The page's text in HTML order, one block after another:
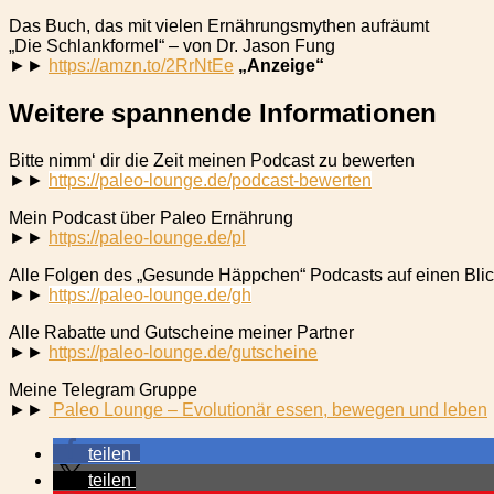
Das Buch, das mit vielen Ernährungsmythen aufräumt
„Die Schlankformel“ – von Dr. Jason Fung
►► https://amzn.to/2RrNtEe „Anzeige“
Weitere spannende Informationen
Bitte nimm‘ dir die Zeit meinen Podcast zu bewerten
►► https://paleo-lounge.de/podcast-bewerten
Mein Podcast über Paleo Ernährung
►► https://paleo-lounge.de/pl
Alle Folgen des „Gesunde Häppchen“ Podcasts auf einen
►► https://paleo-lounge.de/gh
Alle Rabatte und Gutscheine meiner Partner
►► https://paleo-lounge.de/gutscheine
Meine Telegram Gruppe
►►
Paleo Lounge – Evolutionär essen, bewegen und leben
teilen
teilen